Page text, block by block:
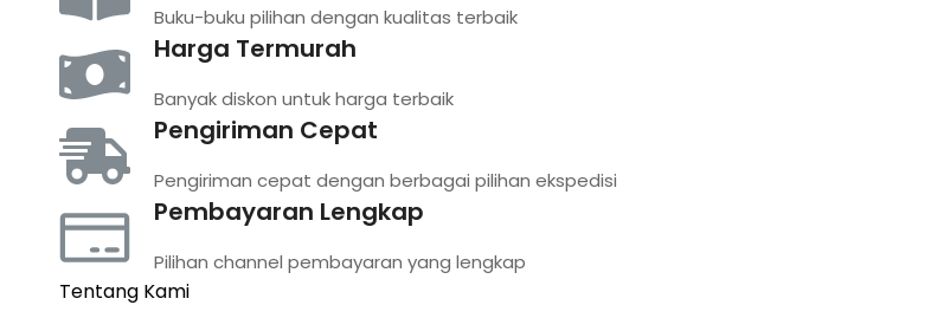
Buku-buku pilihan dengan kualitas terbaik
Harga Termurah
Banyak diskon untuk harga terbaik
Pengiriman Cepat
Pengiriman cepat dengan berbagai pilihan ekspedisi
Pembayaran Lengkap
Pilihan channel pembayaran yang lengkap
Tentang Kami